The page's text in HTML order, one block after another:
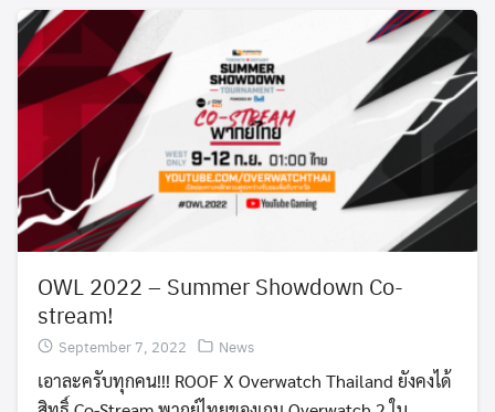
OWL 2022 – Summer Showdown Co-
stream!
September 7, 2022 News
เอาละครับทุกคน!!! ROOF X Overwatch Thailand ยังคงได้